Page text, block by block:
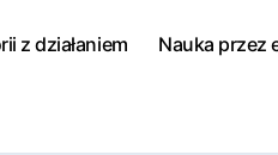
z działaniem Nauka przez